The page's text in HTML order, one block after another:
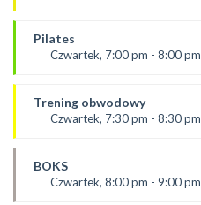
Ola C.
SALA 1
Pilates
Czwartek, 7:00 pm - 8:00 pm
Żaneta
*Zajęcia dla dorosłych i dzieci
Trening obwodowy
Czwartek, 7:30 pm - 8:30 pm
Aneta J
SALA 1
BOKS
Czwartek, 8:00 pm - 9:00 pm